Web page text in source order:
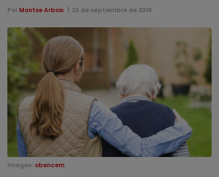
Por Montse Arboix 23 de septiembre de 2016
Imagen: obencem